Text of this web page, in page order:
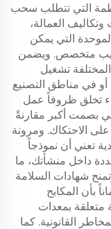
التي تتطلب سحب
العمالة،
التي يمكن
متخصص. ويضمن
تشغيل
أو في مناطق التصنيع
تخلق ظروفاً عمل
بصمت أكبر مقارنةً
على الاحتكاك. ومرونة
تعني أن نموذجاً
داخل منشأتك، ما
شهادات السلامة
بأن المكابح
متعلقة بمعدات
القانونية. كما